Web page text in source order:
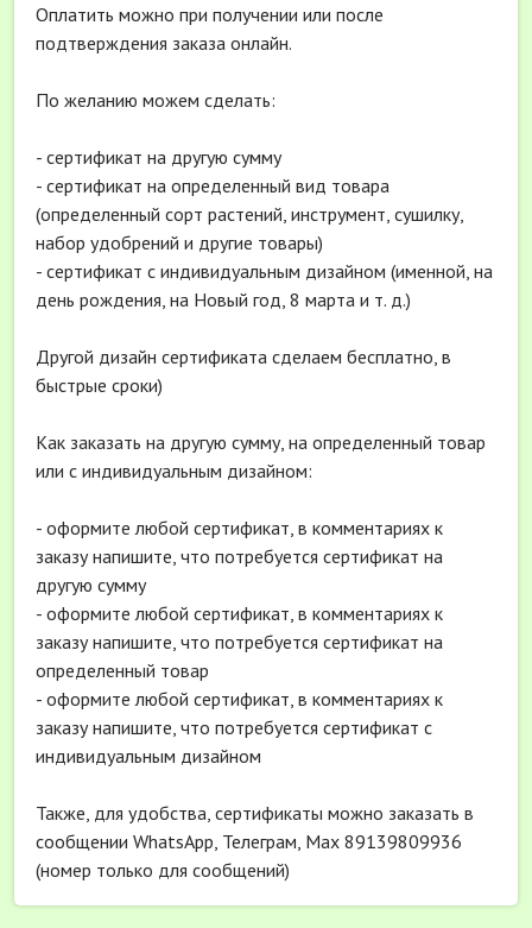
Оплатить можно при получении или после
подтверждения заказа онлайн.
По желанию можем сделать:
- сертификат на другую сумму
- сертификат на определенный вид товара
(определенный сорт растений, инструмент, сушилку,
набор удобрений и другие товары)
- сертификат с индивидуальным дизайном (именной, на
день рождения, на Новый год, 8 марта и т. д.)
Другой дизайн сертификата сделаем бесплатно, в
быстрые сроки)
Как заказать на другую сумму, на определенный товар
или с индивидуальным дизайном:
- оформите любой сертификат, в комментариях к
заказу напишите, что потребуется сертификат на
другую сумму
- оформите любой сертификат, в комментариях к
заказу напишите, что потребуется сертификат на
определенный товар
- оформите любой сертификат, в комментариях к
заказу напишите, что потребуется сертификат с
индивидуальным дизайном
Также, для удобства, сертификаты можно заказать в
сообщении WhatsApp, Телеграм, Мах 89139809936
(номер только для сообщений)